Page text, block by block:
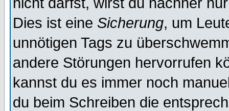
Dies ist eine Sicherung, um
unnötigen Tags zu
andere Störungen hervorrufen
kannst du es immer noch
du beim Schreiben die